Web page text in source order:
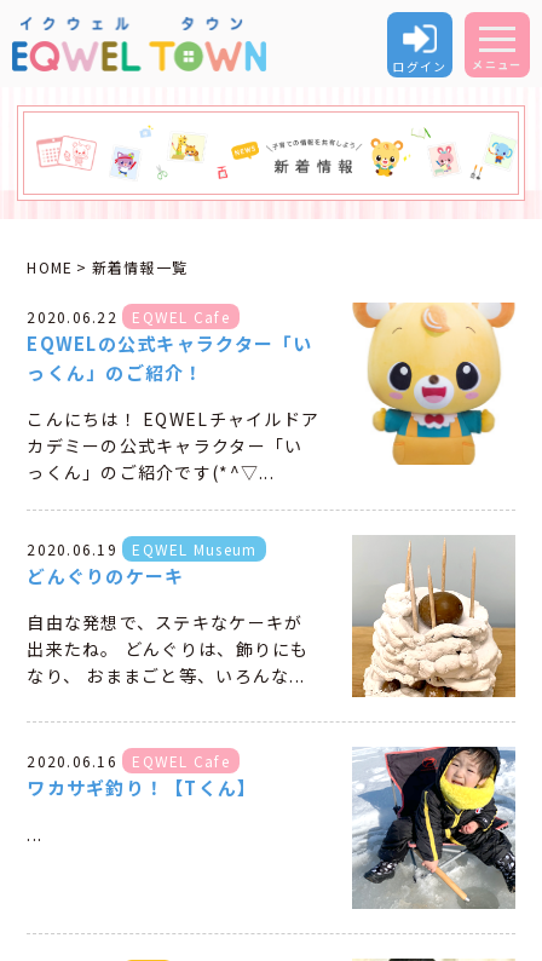
ログイン メニュー
HOME 新着情報一覧
2020.06.22 EQWEL Cafe
EQWELの公式キャラクター「い
っくん」のご紹介！
こんにちは！ EQWELチャイルドア
カデミーの公式キャラクター「い
っくん」のご紹介です(*^▽...
2020.06.19 EQWEL Museum
どんぐりのケーキ
自由な発想で、ステキなケーキが
出来たね。 どんぐりは、飾りにも
なり、 おままごと等、いろんな...
2020.06.16 EQWEL Cafe
ワカサギ釣り！【Tくん】
...